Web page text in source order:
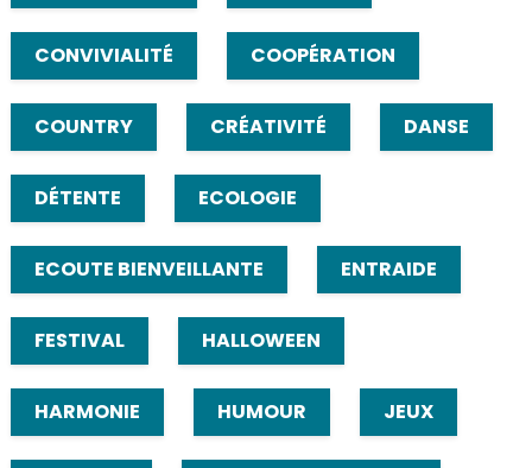
CONVIVIALITÉ COOPÉRATION
COUNTRY CRÉATIVITÉ DANSE
DÉTENTE ECOLOGIE
ECOUTE BIENVEILLANTE ENTRAIDE
FESTIVAL HALLOWEEN
HARMONIE HUMOUR JEUX